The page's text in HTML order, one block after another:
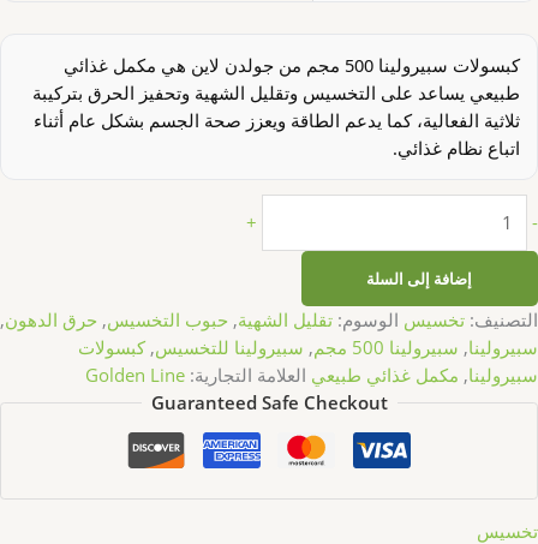
كبسولات سبيرولينا 500 مجم من جولدن لاين هي مكمل غذائي
طبيعي يساعد على التخسيس وتقليل الشهية وتحفيز الحرق بتركيبة
ثلاثية الفعالية، كما يدعم الطاقة ويعزز صحة الجسم بشكل عام أثناء
اتباع نظام غذائي.
-
+
إضافة إلى السلة
التصنيف: تخسيس الوسوم: تقليل الشهية, حبوب التخسيس, حرق الدهون,
سبيرولينا, سبيرولينا 500 مجم , سبيرولينا للتخسيس,كبسولات
سبيرولينا, مكمل غذائي طبيعي العلامة التجارية: Golden Line
Guaranteed Safe Checkout
تخسيس